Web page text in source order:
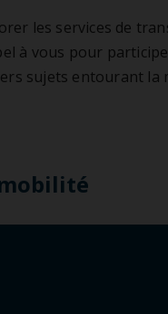
Centres
les services de
à vous pour
sujets entourant la